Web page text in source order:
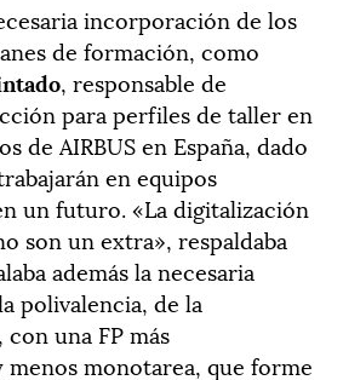
incorporación de los
de formación, como
, responsable de
para perfiles de taller en
de AIRBUS en España, dado
en equipos
un futuro. «La digitalización
son un extra», respaldaba
además la necesaria
polivalencia, de la
una FP más
monotarea, que forme